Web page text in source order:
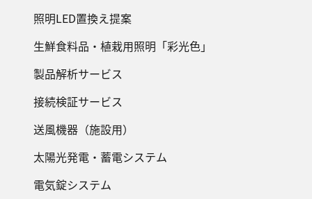
照明LED置換え提案
生鮮食料品・植栽用照明「彩光色」
製品解析サービス
接続検証サービス
送風機器（施設用）
太陽光発電・蓄電システム
電気錠システム